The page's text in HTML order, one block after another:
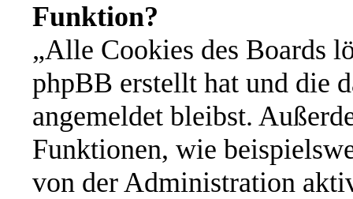
Funktion?
„Alle Cookies des Boards
phpBB erstellt hat und die
angemeldet bleibst.
Funktionen, wie
von der Administration